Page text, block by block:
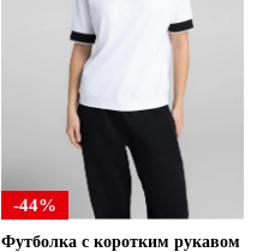
-44%
Футболка с коротким рукавом